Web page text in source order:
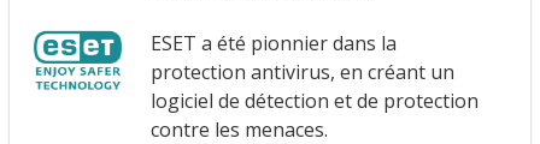
ESET a été pionnier dans la
protection antivirus, en créant un
logiciel de détection et de protection
contre les menaces.